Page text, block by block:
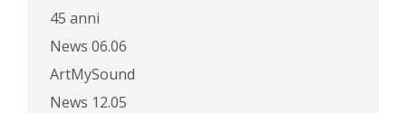
45 anni
News 06.06
ArtMySound
News 12.05